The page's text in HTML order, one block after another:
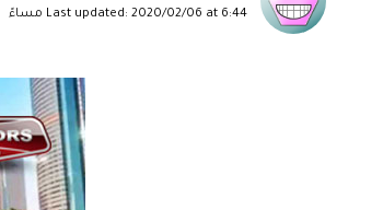
Last updated: 2020/02/06 at 6:44 مساءً